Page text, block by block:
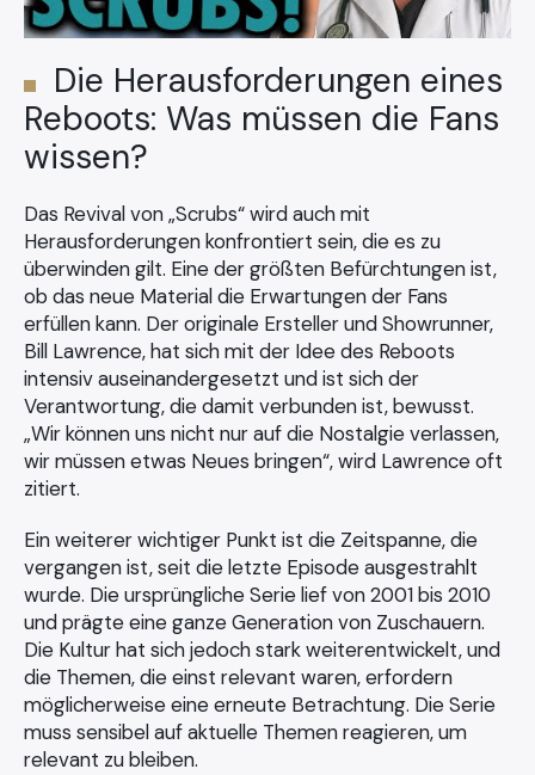
Die Herausforderungen eines
Reboots: Was müssen die Fans
wissen?
Das Revival von „Scrubs“ wird auch mit
Herausforderungen konfrontiert sein, die es zu
überwinden gilt. Eine der größten Befürchtungen ist,
ob das neue Material die Erwartungen der Fans
erfüllen kann. Der originale Ersteller und Showrunner,
Bill Lawrence, hat sich mit der Idee des Reboots
intensiv auseinandergesetzt und ist sich der
Verantwortung, die damit verbunden ist, bewusst.
„Wir können uns nicht nur auf die Nostalgie verlassen,
wir müssen etwas Neues bringen“, wird Lawrence oft
zitiert.
Ein weiterer wichtiger Punkt ist die Zeitspanne, die
vergangen ist, seit die letzte Episode ausgestrahlt
wurde. Die ursprüngliche Serie lief von 2001 bis 2010
und prägte eine ganze Generation von Zuschauern.
Die Kultur hat sich jedoch stark weiterentwickelt, und
die Themen, die einst relevant waren, erfordern
möglicherweise eine erneute Betrachtung. Die Serie
muss sensibel auf aktuelle Themen reagieren, um
relevant zu bleiben.